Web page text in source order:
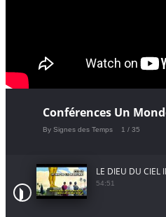
Conférences Un
By Signes des Temps 1 / 35
LE DIEU DU CIEL
54:51